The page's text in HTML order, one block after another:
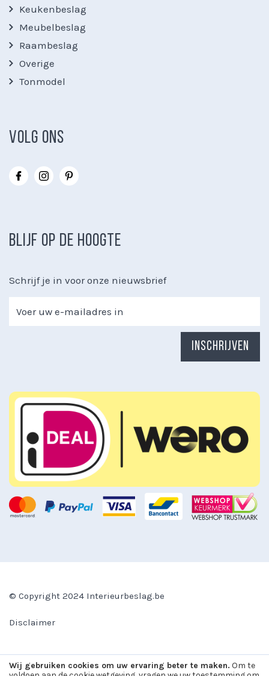
Wij gebruiken cookies om uw ervaring beter te maken. Om te
Keukenbeslag
Meubelbeslag
Raambeslag
Overige
Tonmodel
VOLG ONS
BLIJF OP DE HOOGTE
Schrijf je in voor onze nieuwsbrief
Inschrijven
© Copyright 2024 Interieurbeslag.be
Disclaimer
Algemene voorwaarden